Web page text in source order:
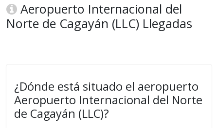
Aeropuerto Internacional del
Norte de Cagayán (LLC) Llegadas
¿Dónde está situado el aeropuerto
Aeropuerto Internacional del Norte
de Cagayán (LLC)?